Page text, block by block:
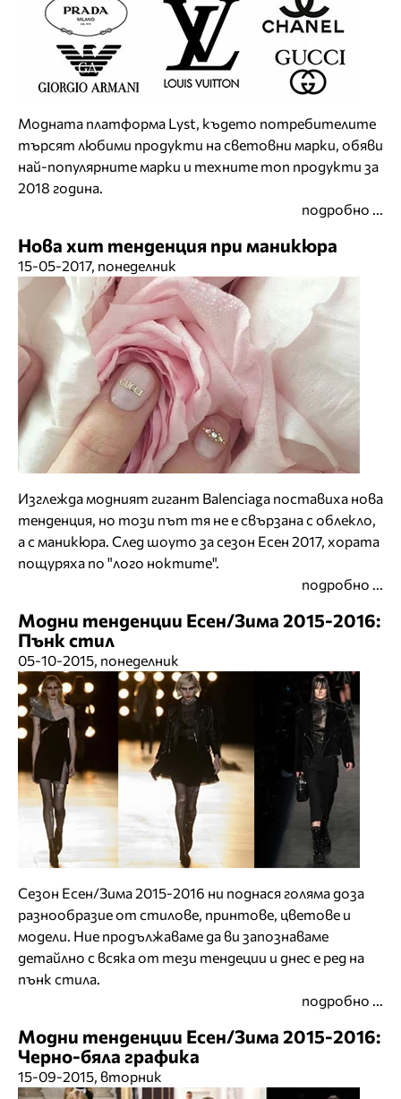
Модната платформа Lyst, където потребителите
търсят любими продукти на световни марки, обяви
най-популярните марки и техните топ продукти за
2018 година.
подробно ...
Нова хит тенденция при маникюра
15-05-2017, понеделник
Изглежда модният гигант Balenciaga поставиха нова
тенденция, но този път тя не е свързана с облекло,
а с маникюра. След шоуто за сезон Есен 2017, хората
пощуряха по "лого ноктите".
подробно ...
Модни тенденции Есен/Зима 2015-2016:
Пънк стил
05-10-2015, понеделник
Сезон Есен/Зима 2015-2016 ни поднася голяма доза
разнообразие от стилове, принтове, цветове и
модели. Ние продължаваме да ви запознаваме
детайлно с всяка от тези тендеции и днес е ред на
пънк стила.
подробно ...
Модни тенденции Есен/Зима 2015-2016:
Черно-бяла графика
15-09-2015, вторник